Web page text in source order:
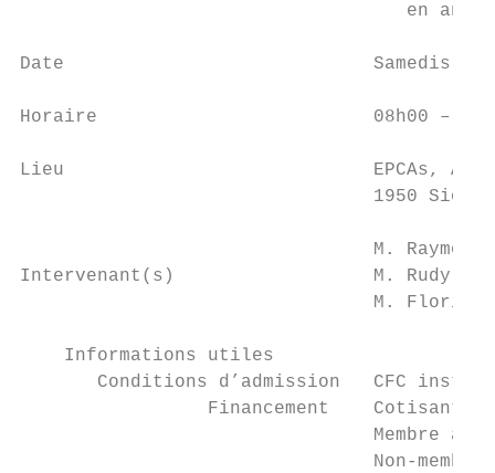
en
Date                            Samedis 12
Horaire                         08h00 –
Lieu                            EPCAs,
                                1950 Sion
M. Raymond
Intervenant(s)                  M. Rudy
M. Florian
    Informations utiles
Conditions d’admission   CFC
Financement    Cotisant
Membre
Non-